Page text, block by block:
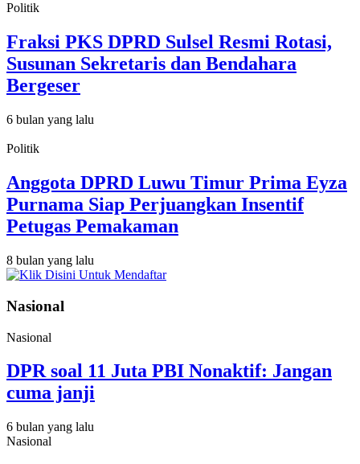
Politik
Fraksi PKS DPRD Sulsel Resmi Rotasi,
Susunan Sekretaris dan Bendahara
Bergeser
6 bulan yang lalu
Politik
Anggota DPRD Luwu Timur Prima Eyza
Purnama Siap Perjuangkan Insentif
Petugas Pemakaman
8 bulan yang lalu
Nasional
Nasional
DPR soal 11 Juta PBI Nonaktif: Jangan
cuma janji
6 bulan yang lalu
Nasional